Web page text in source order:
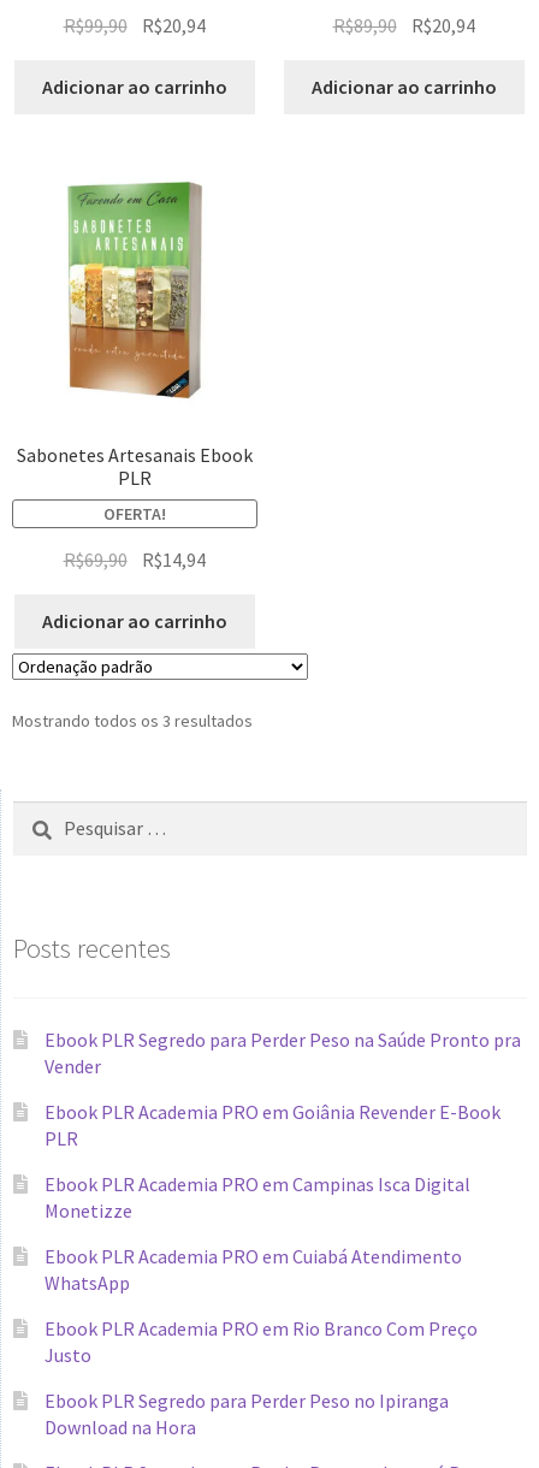
R$99,90 R$20,94
Adicionar ao carrinho
R$89,90 R$20,94
Adicionar ao carrinho
Sabonetes Artesanais Ebook
PLR
OFERTA!
R$69,90 R$14,94
Adicionar ao carrinho
Mostrando todos os 3 resultados
Posts recentes
Ebook PLR Segredo para Perder Peso na Saúde Pronto pra
Vender
Ebook PLR Academia PRO em Goiânia Revender E-Book
PLR
Ebook PLR Academia PRO em Campinas Isca Digital
Monetizze
Ebook PLR Academia PRO em Cuiabá Atendimento
WhatsApp
Ebook PLR Academia PRO em Rio Branco Com Preço
Justo
Ebook PLR Segredo para Perder Peso no Ipiranga
Download na Hora